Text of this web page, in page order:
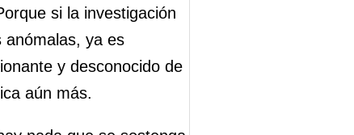
si la investigación
anómalas, ya es
y desconocido de
aún más.